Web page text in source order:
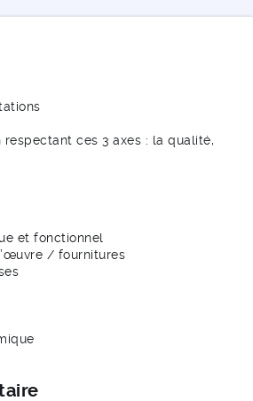
ces 3 axes : la qualité,
et fonctionnel
/ fournitures